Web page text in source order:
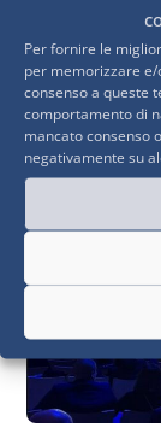
Per fornire le
per memorizzare
consenso a queste
comportamento di
mancato consenso
negativamente su
passi
quando
non
crisi
struttura
rialzarsi,
Luigi Novi –
Il software
versione cloud,
della bellezza.